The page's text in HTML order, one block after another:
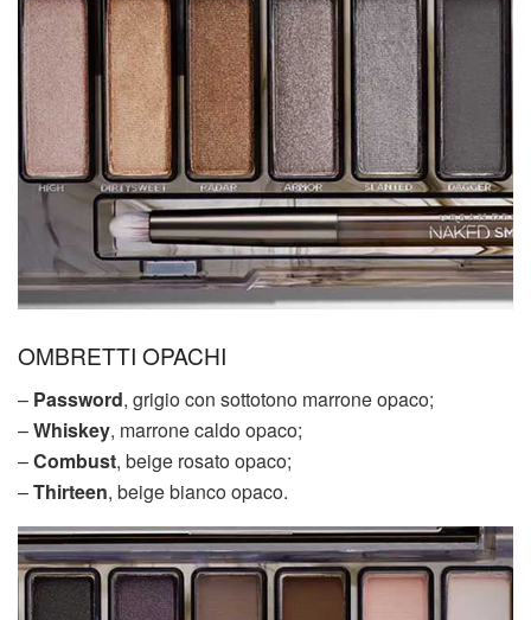
OMBRETTI OPACHI
– Password, grigio con sottotono marrone opaco;
–Whiskey, marrone caldo opaco;
–Combust, beige rosato opaco;
–Thirteen, beige bianco opaco.